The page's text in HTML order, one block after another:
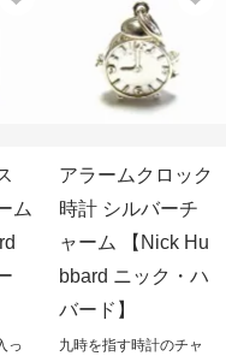
ム
っ
アラームクロック
時計 シルバーチ
ャーム 【Nick Hu
bbard ニック・ハ
バード】
九時を指す時計のチャ